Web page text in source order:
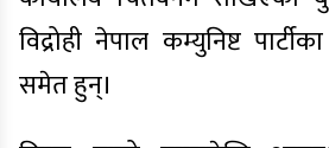
विद्रोही नेपाल कम्युनिष्ट
समेत हुन्।